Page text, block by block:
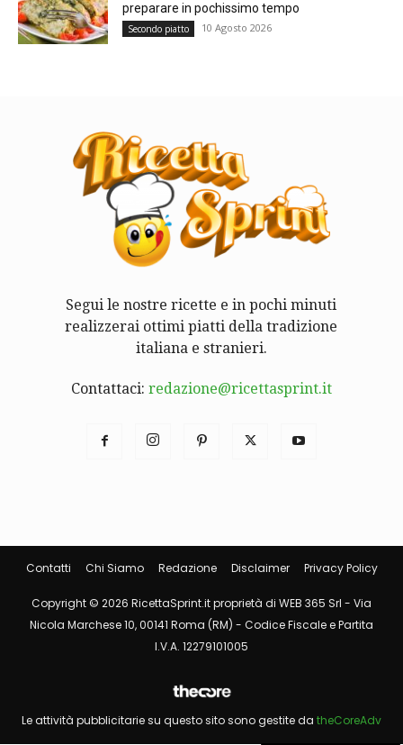
preparare in pochissimo tempo
Secondo piatto 10 Agosto 2026
Segui le nostre ricette e in pochi minuti
realizzerai ottimi piatti della tradizione
italiana e stranieri.
Contattaci: redazione@ricettasprint.it
Contatti Chi Siamo Redazione Disclaimer Privacy Policy
Copyright © 2026 RicettaSprint.it proprietà di WEB 365 Srl - Via
Nicola Marchese 10, 00141 Roma (RM) - Codice Fiscale e Partita
I.V.A. 12279101005
Le attività pubblicitarie su questo sito sono gestite da theCoreAdv